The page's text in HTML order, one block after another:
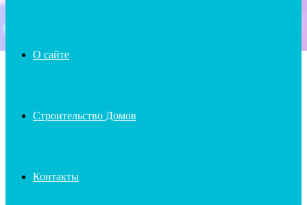
О сайте
Строительство Домов
Контакты